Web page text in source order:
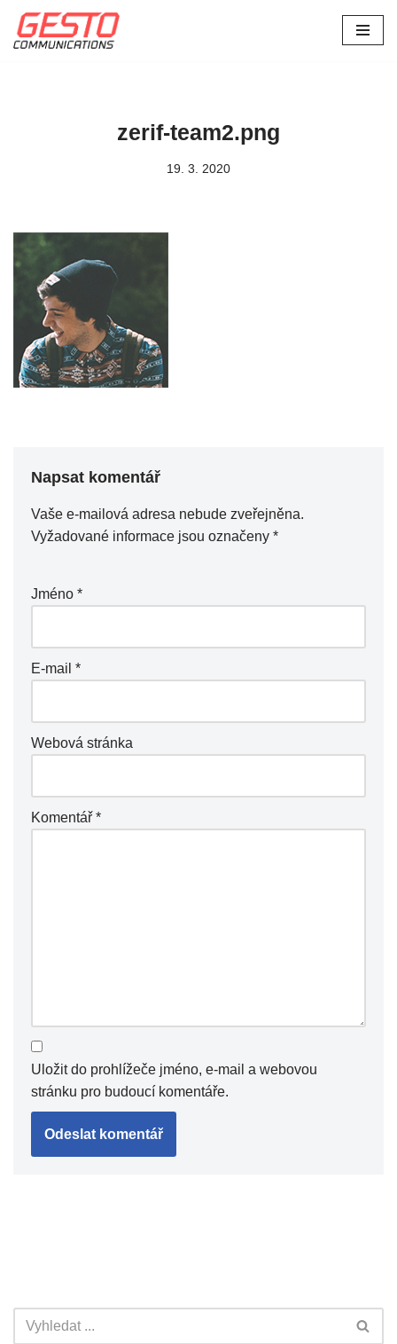
Přeskočit
zerif-team2.png
19. 3. 2020
Napsat komentář
Vaše e-mailová adresa nebude zveřejněna.
Vyžadované informace jsou označeny *
Jméno *
E-mail *
Webová stránka
Komentář *
Uložit do prohlížeče jméno, e-mail a webovou
stránku pro budoucí komentáře.